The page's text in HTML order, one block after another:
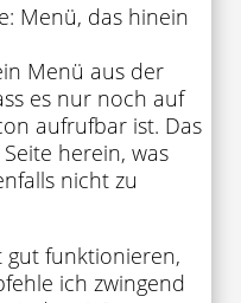
Menü, das hinein
Menü aus der
es nur noch auf
aufrufbar ist. Das
herein, was
nicht zu
gut funktionieren,
ich zwingend